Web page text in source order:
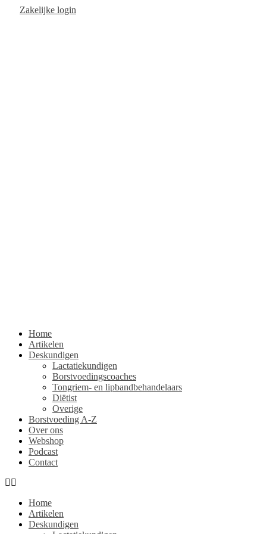
Zakelijke login
Home
Artikelen
Deskundigen
Lactatiekundigen
Borstvoedingscoaches
Tongriem- en lipbandbehandelaars
Diëtist
Overige
Borstvoeding A-Z
Over ons
Webshop
Podcast
Contact
Home
Artikelen
Deskundigen